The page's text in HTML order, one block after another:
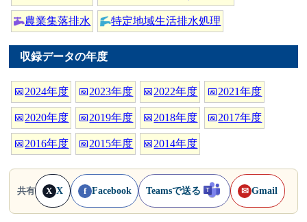
農業集落排水 特定地域生活排水処理
収録データの年度
📅2024年度 📅2023年度 📅2022年度 📅2021年度
📅2020年度 📅2019年度 📅2018年度 📅2017年度
📅2016年度 📅2015年度 📅2014年度
共有 X X f Facebook Teamsで送る ✉ Gmail